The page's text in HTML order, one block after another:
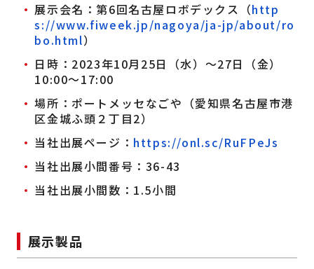
展示会名：第6回名古屋ロボデックス（http
s://www.fiweek.jp/nagoya/ja-jp/about/ro
bo.html）
日時：2023年10月25日（水）～27日（金）
10:00～17:00
場所：ポートメッセなごや（愛知県名古屋市港
区金城ふ頭２丁目2）
当社出展ページ： https://onl.sc/RuFPeJs
当社出展小間番号：36-43
当社出展小間数：1.5小間
展示製品